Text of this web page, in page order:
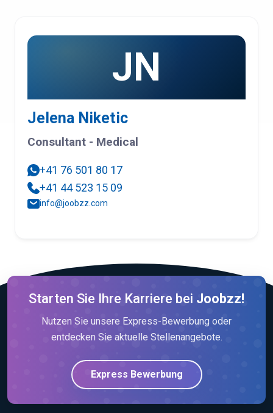
JN
Jelena Niketic
Consultant - Medical
+41 76 501 80 17
+41 44 523 15 09
info@joobzz.com
Starten Sie Ihre Karriere bei Joobzz!
Nutzen Sie unsere Express-Bewerbung oder
entdecken Sie aktuelle Stellenangebote.
Express Bewerbung